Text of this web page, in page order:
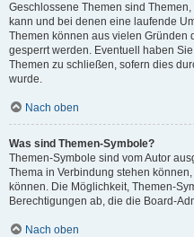
Geschlossene Themen sind
kann und bei denen eine laufende
Themen können aus vielen Gründen
gesperrt werden. Eventuell haben
Themen zu schließen, sofern dies
wurde.
Nach oben
Was sind Themen-Symbole?
Themen-Symbole sind vom Autor
Thema in Verbindung stehen
können. Die Möglichkeit, Themen-
Berechtigungen ab, die die Board-
Nach oben